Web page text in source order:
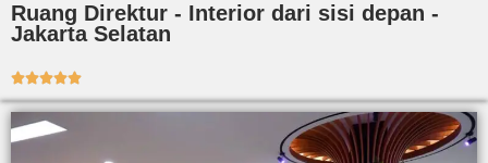
Ruang Direktur - Interior dari sisi depan -
Jakarta Selatan
